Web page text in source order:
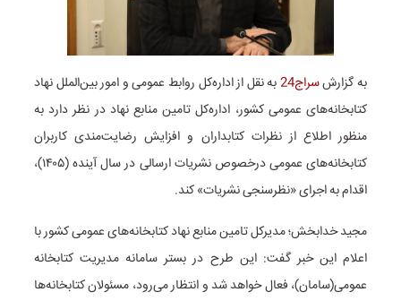
به گزارشسراج24
به نقل از اداره‌کل روابط عمومی و امور بین‌الملل نهاد
کتابخانه‌های عمومی کشور، اداره‌کل تامین منابع نهاد در نظر دارد به
منظور اطلاع از نظرات کتابداران و افزایش رضایت‌مندی کاربران
کتابخانه‌های عمومی درخصوص نشریات ارسالی در سال آینده (۱۴۰۵)،
اقدام به اجرای «نظرسنجی نشریات» کند.
مجید خدابخش؛ مدیرکل تامین منابع نهاد کتابخانه‌های عمومی کشور با
اعلام این خبر گفت: این طرح در بستر سامانه مدیریت کتابخانه
عمومی(سامان)، فعال خواهد شد و انتظار می‌رود، مسئولان کتابخانه‌ها